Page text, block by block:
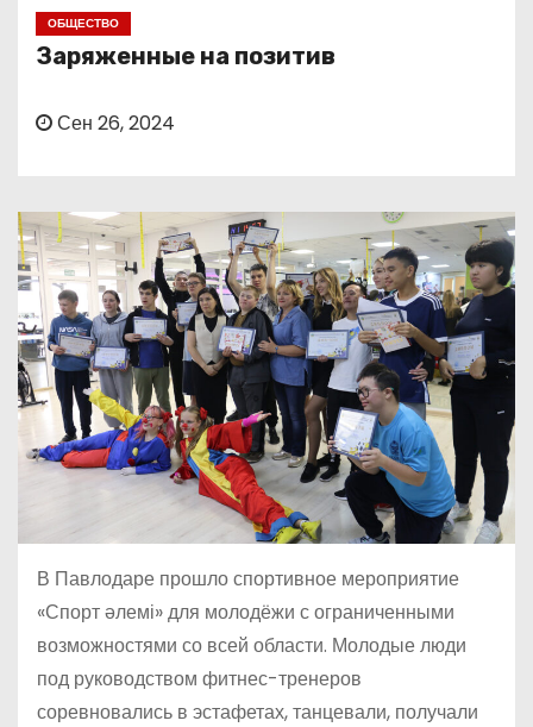
ОБЩЕСТВО
Заряженные на позитив
Сен 26, 2024
В Павлодаре прошло спортивное мероприятие
«Спорт әлемі» для молодёжи с ограниченными
возможностями со всей области. Молодые люди
под руководством фитнес-тренеров
соревновались в эстафетах, танцевали, получали